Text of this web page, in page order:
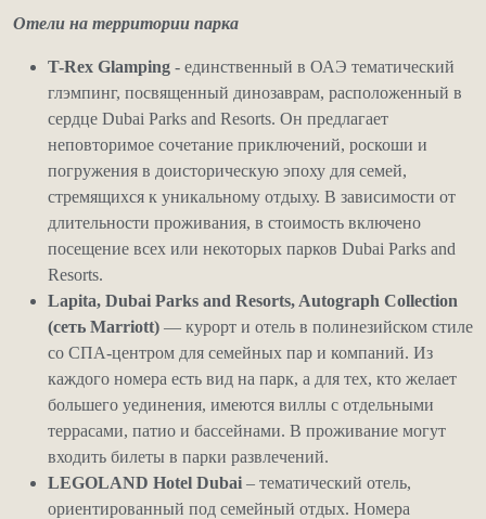
Отели на территории парка
T-Rex Glamping - единственный в ОАЭ тематический
глэмпинг, посвященный динозаврам, расположенный в
сердце Dubai Parks and Resorts. Он предлагает
неповторимое сочетание приключений, роскоши и
погружения в доисторическую эпоху для семей,
стремящихся к уникальному отдыху. В зависимости от
длительности проживания, в стоимость включено
посещение всех или некоторых парков Dubai Parks and
Resorts.
Lapita, Dubai Parks and Resorts, Autograph Collection
(сеть Marriott) — курорт и отель в полинезийском стиле
со СПА-центром для семейных пар и компаний. Из
каждого номера есть вид на парк, а для тех, кто желает
большего уединения, имеются виллы с отдельными
террасами, патио и бассейнами. В проживание могут
входить билеты в парки развлечений.
LEGOLAND Hotel Dubai – тематический отель,
ориентированный под семейный отдых. Номера